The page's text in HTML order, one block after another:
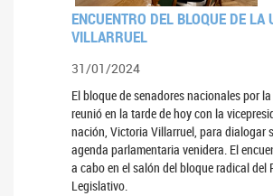
ENCUENTRO DEL BLOQUE DE LA
VILLARRUEL
31/01/2024
El bloque de senadores nacionales por la
reunió en la tarde de hoy con la
nación, Victoria Villarruel, para dialogar
agenda parlamentaria venidera. El
a cabo en el salón del bloque radical del
Legislativo.